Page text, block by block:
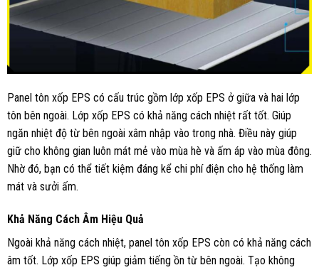
Panel tôn xốp EPS có cấu trúc gồm lớp xốp EPS ở giữa và hai lớp
tôn bên ngoài. Lớp xốp EPS có khả năng cách nhiệt rất tốt. Giúp
ngăn nhiệt độ từ bên ngoài xâm nhập vào trong nhà. Điều này giúp
giữ cho không gian luôn mát mẻ vào mùa hè và ấm áp vào mùa đông.
Nhờ đó, bạn có thể tiết kiệm đáng kể chi phí điện cho hệ thống làm
mát và sưởi ấm.
Khả Năng Cách Âm Hiệu Quả
Ngoài khả năng cách nhiệt, panel tôn xốp EPS còn có khả năng cách
âm tốt. Lớp xốp EPS giúp giảm tiếng ồn từ bên ngoài. Tạo không